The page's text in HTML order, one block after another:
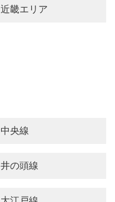
近畿エリア
中央線
井の頭線